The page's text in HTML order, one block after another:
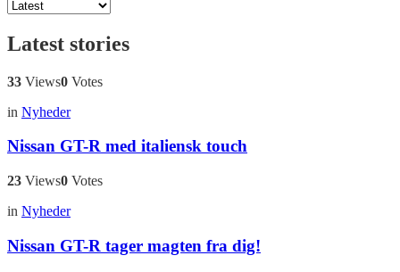
Latest stories
33 Views0 Votes
in Nyheder
Nissan GT-R med italiensk touch
23 Views0 Votes
in Nyheder
Nissan GT-R tager magten fra dig!